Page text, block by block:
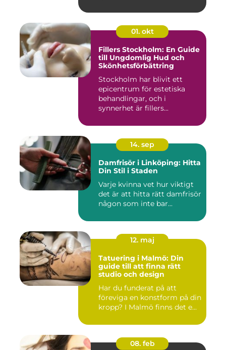
01. okt
Fillers Stockholm: En Guide
till Ungdomlig Hud och
Skönhetsförbättring
Stockholm har blivit ett
epicentrum för estetiska
behandlingar, och i
synnerhet är fillers...
14. sep
Damfrisör i Linköping: Hitta
Din Stil i Staden
Varje kvinna vet hur viktigt
det är att hitta rätt damfrisör
någon som inte bar...
12. maj
Tatuering i Malmö: Din
guide till att finna rätt
studio och design
Har du funderat på att
föreviga en konstform på din
kropp? I Malmö finns det e...
08. feb